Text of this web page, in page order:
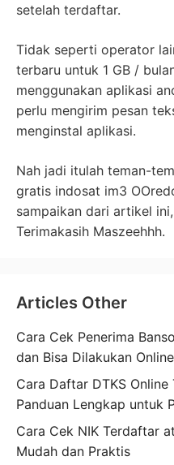
setelah terdaftar.
Tidak seperti operator
terbaru untuk 1 GB /
menggunakan aplikasi
perlu mengirim pesan
menginstal aplikasi.
Nah jadi itulah teman-
gratis indosat im3
sampaikan dari artikel
Terimakasih Maszeehhh.
Articles Other
Cara Cek Penerima
dan Bisa Dilakukan Online
Cara Daftar DTKS
Panduan Lengkap untuk
Cara Cek NIK Terdaftar
Mudah dan Praktis